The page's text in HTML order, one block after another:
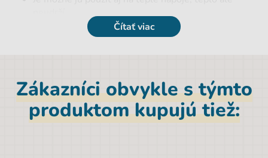
Na fľaši sa nachádza ajodnímateľný popruh
upevnenie alebo pohodlné držanie v ruke.
EAN
3831125752850
Objem
Čítať viac
Zákazníci obvykle s týmto
produktom kupujú tiež: